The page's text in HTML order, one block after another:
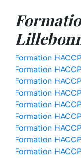
Formation
Formation
Formation
Formation
Formation
Formation
Formation
Formation
Formation